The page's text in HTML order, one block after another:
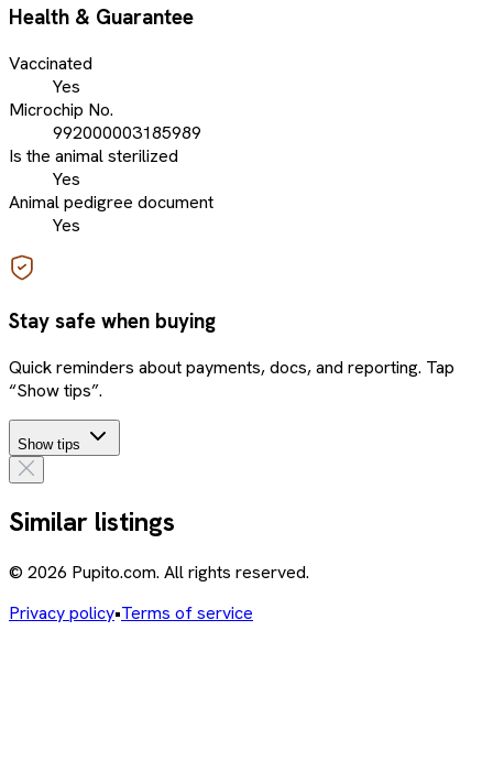
Health & Guarantee
Vaccinated
Yes
Microchip No.
992000003185989
Is the animal sterilized
Yes
Animal pedigree document
Yes
Stay safe when buying
Quick reminders about payments, docs, and reporting. Tap
“Show tips”.
Show tips
Similar listings
© 2026 Pupito.com. All rights reserved.
Privacy policy•Terms of service